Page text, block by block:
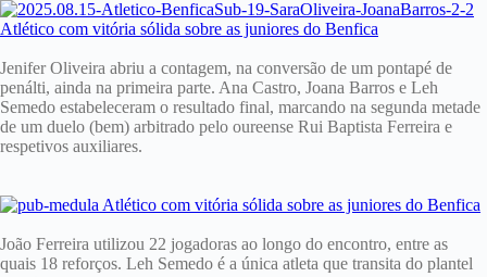
Jenifer Oliveira abriu a contagem, na conversão de um pontapé de
penálti, ainda na primeira parte. Ana Castro, Joana Barros e Leh
Semedo estabeleceram o resultado final, marcando na segunda metade
de um duelo (bem) arbitrado pelo oureense Rui Baptista Ferreira e
respetivos auxiliares.
João Ferreira utilizou 22 jogadoras ao longo do encontro, entre as
quais 18 reforços. Leh Semedo é a única atleta que transita do plantel